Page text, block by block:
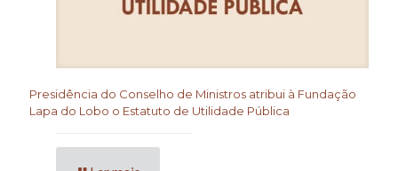
Presidência do Conselho de Ministros atribui à Fundação
Lapa do Lobo o Estatuto de Utilidade Pública